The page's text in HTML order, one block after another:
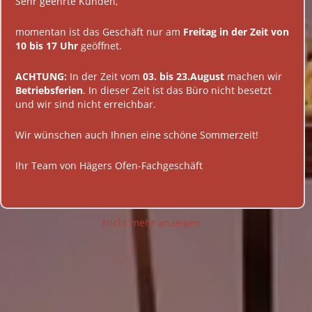
DIENSTLEISTUNGEN
AKTIONEN
KONTAKT
momentan ist das Geschäft nur am Freitag in der Zeit von
10 bis 17 Uhr geöffnet.
ACHTUNG: In der Zeit vom 03. bis 23.August machen wir
Betriebsferien. In dieser Zeit ist das Büro nicht besetzt
und wir sind nicht erreichbar.
Wir wünschen auch Ihnen eine schöne Sommerzeit!
Ihr Team von Hägers Ofen-Fachgeschäft
Nicht mehr anzeigen.